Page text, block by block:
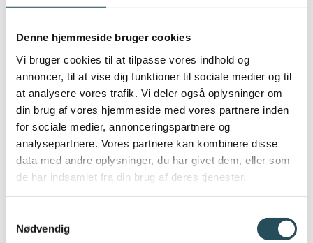
Denne hjemmeside bruger cookies
Vi bruger cookies til at tilpasse vores indhold og
annoncer, til at vise dig funktioner til sociale medier og til
at analysere vores trafik. Vi deler også oplysninger om
din brug af vores hjemmeside med vores partnere inden
for sociale medier, annonceringspartnere og
analysepartnere. Vores partnere kan kombinere disse
data med andre oplysninger, du har givet dem, eller som
de har indsamlet fra din brug af deres tjenester.
Nødvendig
DOMMERPANELET
Det stærke dommerpanel består af:
Thomas Pasfall
Ole Troelsø
Liselotte Kira Gregers Andersen